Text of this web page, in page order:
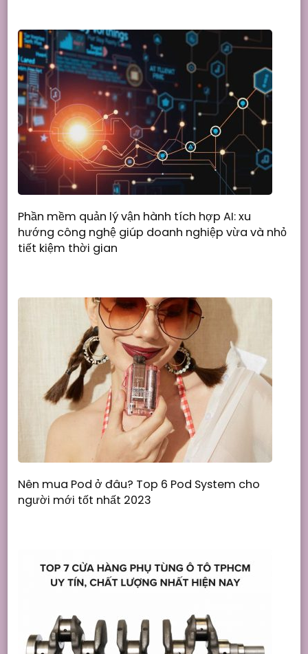
Phần mềm quản lý vận hành tích hợp AI: xu
hướng công nghệ giúp doanh nghiệp vừa và nhỏ
tiết kiệm thời gian
Nên mua Pod ở đâu? Top 6 Pod System cho
người mới tốt nhất 2023